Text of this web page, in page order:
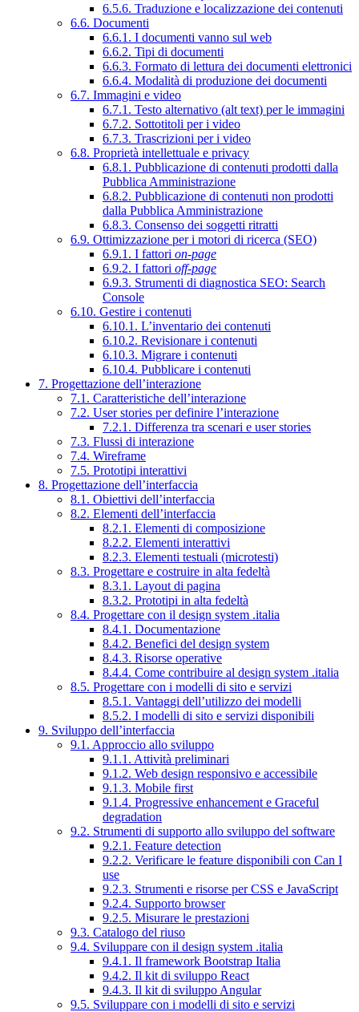
6.5.6. Traduzione e localizzazione dei contenuti
6.6. Documenti
6.6.1. I documenti vanno sul web
6.6.2. Tipi di documenti
6.6.3. Formato di lettura dei documenti elettronici
6.6.4. Modalità di produzione dei documenti
6.7. Immagini e video
6.7.1. Testo alternativo (alt text) per le immagini
6.7.2. Sottotitoli per i video
6.7.3. Trascrizioni per i video
6.8. Proprietà intellettuale e privacy
6.8.1. Pubblicazione di contenuti prodotti dalla
Pubblica Amministrazione
6.8.2. Pubblicazione di contenuti non prodotti
dalla Pubblica Amministrazione
6.8.3. Consenso dei soggetti ritratti
6.9. Ottimizzazione per i motori di ricerca (SEO)
6.9.1. I fattori on-page
6.9.2. I fattori off-page
6.9.3. Strumenti di diagnostica SEO: Search
Console
6.10. Gestire i contenuti
6.10.1. L’inventario dei contenuti
6.10.2. Revisionare i contenuti
6.10.3. Migrare i contenuti
6.10.4. Pubblicare i contenuti
7. Progettazione dell’interazione
7.1. Caratteristiche dell’interazione
7.2. User stories per definire l’interazione
7.2.1. Differenza tra scenari e user stories
7.3. Flussi di interazione
7.4. Wireframe
7.5. Prototipi interattivi
8. Progettazione dell’interfaccia
8.1. Obiettivi dell’interfaccia
8.2. Elementi dell’interfaccia
8.2.1. Elementi di composizione
8.2.2. Elementi interattivi
8.2.3. Elementi testuali (microtesti)
8.3. Progettare e costruire in alta fedeltà
8.3.1. Layout di pagina
8.3.2. Prototipi in alta fedeltà
8.4. Progettare con il design system .italia
8.4.1. Documentazione
8.4.2. Benefici del design system
8.4.3. Risorse operative
8.4.4. Come contribuire al design system .italia
8.5. Progettare con i modelli di sito e servizi
8.5.1. Vantaggi dell’utilizzo dei modelli
8.5.2. I modelli di sito e servizi disponibili
9. Sviluppo dell’interfaccia
9.1. Approccio allo sviluppo
9.1.1. Attività preliminari
9.1.2. Web design responsivo e accessibile
9.1.3. Mobile first
9.1.4. Progressive enhancement e Graceful
degradation
9.2. Strumenti di supporto allo sviluppo del software
9.2.1. Feature detection
9.2.2. Verificare le feature disponibili con Can I
use
9.2.3. Strumenti e risorse per CSS e JavaScript
9.2.4. Supporto browser
9.2.5. Misurare le prestazioni
9.3. Catalogo del riuso
9.4. Sviluppare con il design system .italia
9.4.1. Il framework Bootstrap Italia
9.4.2. Il kit di sviluppo React
9.4.3. Il kit di sviluppo Angular
9.5. Sviluppare con i modelli di sito e servizi